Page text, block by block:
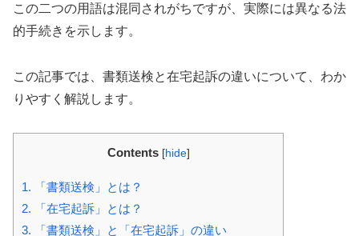
この二つの用語は混同されがちですが、実際には異なる法
的手続きを示します。
この記事では、書類送検と在宅起訴の違いについて、わか
りやすく解説します。
Contents [hide]
1. 「書類送検」とは？
2. 「在宅起訴」とは？
3. 「書類送検」と「在宅起訴」の違い